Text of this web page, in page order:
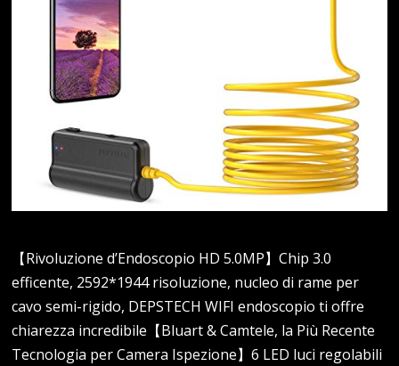
【Rivoluzione d’Endoscopio HD 5.0MP】Chip 3.0
efficente, 2592*1944 risoluzione, nucleo di rame per
cavo semi-rigido, DEPSTECH WIFI endoscopio ti offre
chiarezza incredibile【Bluart & Camtele, la Più Recente
Tecnologia per Camera Ispezione】6 LED luci regolabili